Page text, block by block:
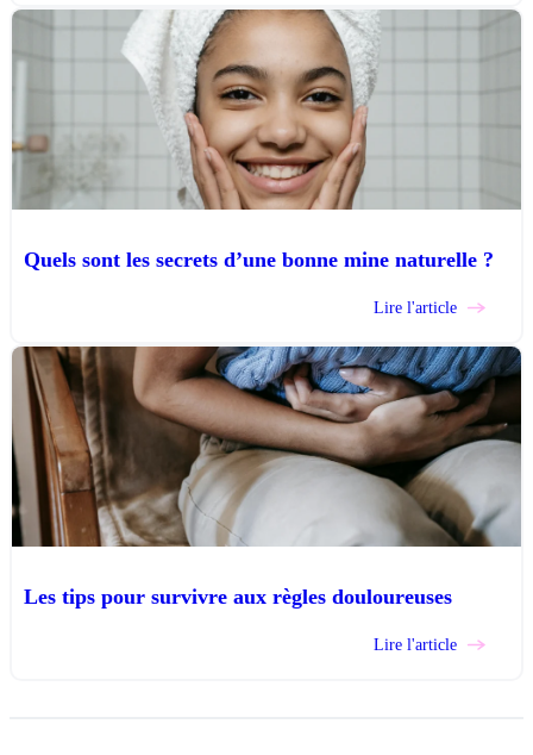
Quels sont les secrets d’une bonne mine naturelle ?
Lire l'article
Les tips pour survivre aux règles douloureuses
Lire l'article